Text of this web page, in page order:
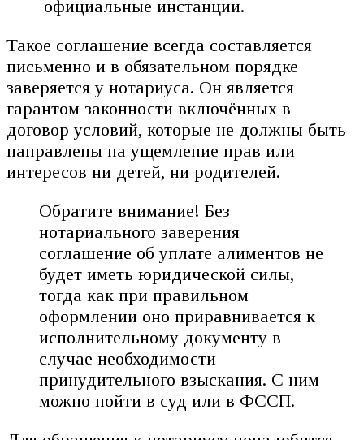
официальные инстанции.
Такое соглашение всегда составляется
письменно и в обязательном порядке
заверяется у нотариуса. Он является
гарантом законности включённых в
договор условий, которые не должны быть
направлены на ущемление прав или
интересов ни детей, ни родителей.
Обратите внимание! Без
нотариального заверения
соглашение об уплате алиментов не
будет иметь юридической силы,
тогда как при правильном
оформлении оно приравнивается к
исполнительному документу в
случае необходимости
принудительного взыскания. С ним
можно пойти в суд или в ФССП.